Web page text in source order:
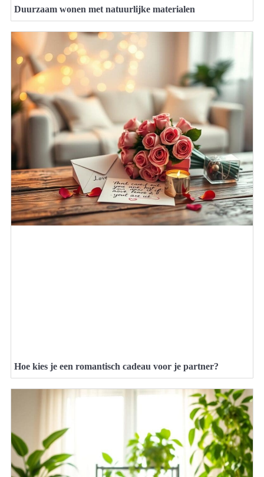
Duurzaam wonen met natuurlijke materialen
Hoe kies je een romantisch cadeau voor je partner?